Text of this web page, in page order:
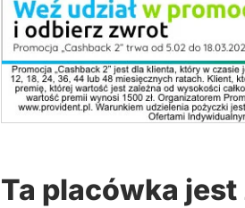
Ta placówka